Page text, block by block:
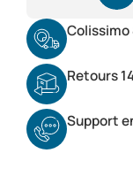
Colissimo
Retours
Support